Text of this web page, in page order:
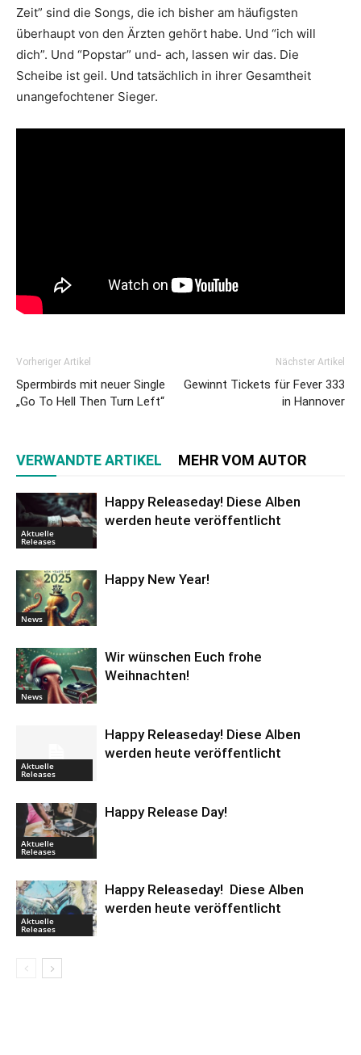
Zeit” sind die Songs, die ich bisher am häufigsten
überhaupt von den Ärzten gehört habe. Und “ich will
dich”. Und “Popstar” und- ach, lassen wir das. Die
Scheibe ist geil. Und tatsächlich in ihrer Gesamtheit
unangefochtener Sieger.
Vorheriger Artikel
Spermbirds mit neuer Single
„Go To Hell Then Turn Left“
Nächster Artikel
Gewinnt Tickets für Fever 333
in Hannover
VERWANDTE ARTIKEL MEHR VOM AUTOR
Aktuelle
Releases
Happy Releaseday! Diese Alben
werden heute veröffentlicht
News
Happy New Year!
News
Wir wünschen Euch frohe
Weihnachten!
Aktuelle
Releases
Happy Releaseday! Diese Alben
werden heute veröffentlicht
Aktuelle
Releases
Happy Release Day!
Aktuelle
Releases
Happy Releaseday! Diese Alben
werden heute veröffentlicht